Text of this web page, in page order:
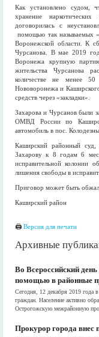
Как установлено судом,
хранение
договорилась с
помощью так называемых
Воронежской области. К
Чурсанова. В мае 2019
Воронежа крупную
жительства Чурсанова
количестве не менее
Нововоронежа и
средств через «закладки».
Захарова и Чурсанов
ОМВД России по
автомобиль в пос.
Каширский районный суд,
Захарову к 8 годам 6
исправительной колонии
лишения свободы в
Приговор может быть
Каширский район
🖨 Версия для печати
Архивные
Во Всероссийский
помощью в районные
Сегодня, 12 декабря 2019 года
граждан. Население активно
Острогожскую межрайонную
Прокурор города внес